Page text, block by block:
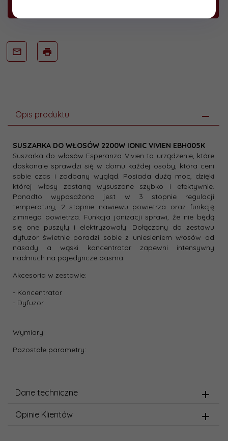
Opis produktu
SUSZARKA DO WŁOSÓW 2200W IONIC VIVIEN EBH005K
Suszarka do włosów Esperanza Vivien to urządzenie, które
doskonale sprawdzi się w domu każdej osoby, która ceni
sobie czas i zadbany wygląd. Posiada dużą moc, dzięki
której włosy zostaną wysuszone szybko i efektywnie.
Ponadto wyposażona jest w 3 stopnie regulacji
temperatury, 2 stopnie nawiewu powietrza oraz funkcję
zimnego powietrza. Funkcja jonizacji sprawi, że nie będą
się one puszyły i elektryzowały. Dołączony do zestawu
dyfuzor świetnie poradzi sobie z uniesieniem włosów od
nasady a wąski koncentrator zapewni intensywny
nadmuch na pojedyncze pasma.
Akcesoria w zestawie:
- Koncentrator
- Dyfuzor
Wymiary:
Pozostałe parametry:
Dane techniczne
Opinie Klientów